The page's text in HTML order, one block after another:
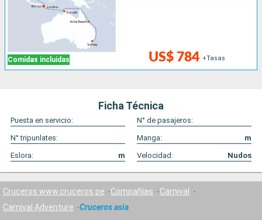
Comidas incluidas US$ 784 +Tasas
Ficha Técnica
Puesta en servicio:
N° de pasajeros:
N° tripunlates:
Manga:
m
Eslora:
m Velocidad: Nudos
Cruceros www.cruceros.pe Compañías
Carnival
Carnival Adventure
Cruceros asia